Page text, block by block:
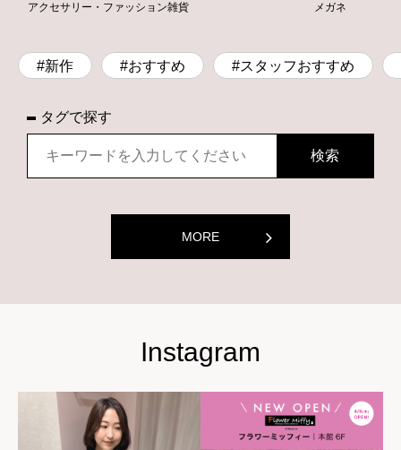
アクセサリー・ファッション雑貨 メガネ
#新作 #おすすめ #スタッフおすすめ
タグで探す
MORE
Instagram